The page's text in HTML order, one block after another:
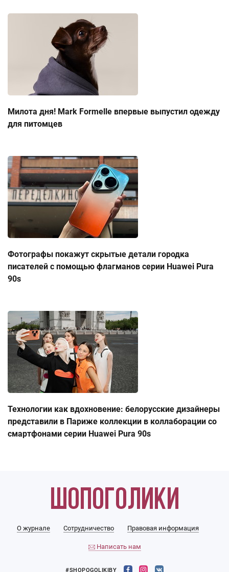
Милота дня! Mark Formelle впервые выпустил одежду
для питомцев
Фотографы покажут скрытые детали городка
писателей с помощью флагманов серии Huawei Pura
90s
Технологии как вдохновение: белорусские дизайнеры
представили в Париже коллекции в коллаборации со
смартфонами серии Huawei Pura 90s
О журнале Сотрудничество Правовая информация
Написать нам
#SHOPOGOLIKIBY